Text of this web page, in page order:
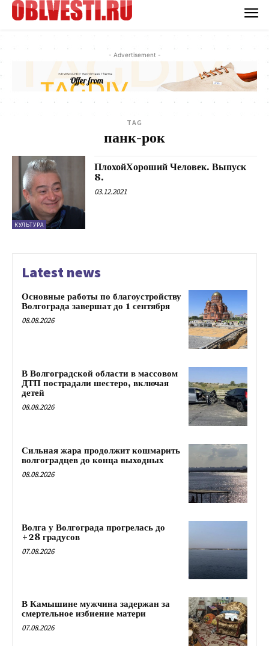
- Advertisement -
TAG
панк-рок
КУЛЬТУРА
ПлохойХороший Человек. Выпуск
8.
03.12.2021
Latest news
Основные работы по благоустройству
Волгограда завершат до 1 сентября
08.08.2026
В Волгоградской области в массовом
ДТП пострадали шестеро, включая
детей
08.08.2026
Сильная жара продолжит кошмарить
волгоградцев до конца выходных
08.08.2026
Волга у Волгограда прогрелась до
+28 градусов
07.08.2026
В Камышине мужчина задержан за
смертельное избиение матери
07.08.2026